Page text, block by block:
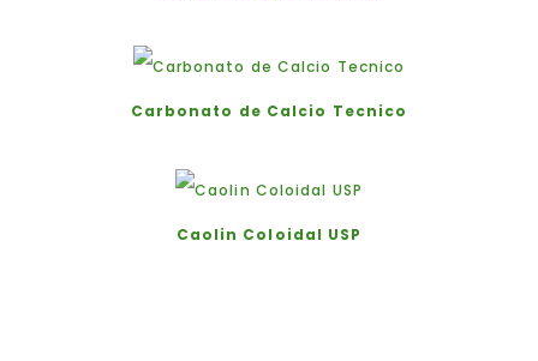
Carbonato de Calcio Tecnico
Caolin Coloidal USP